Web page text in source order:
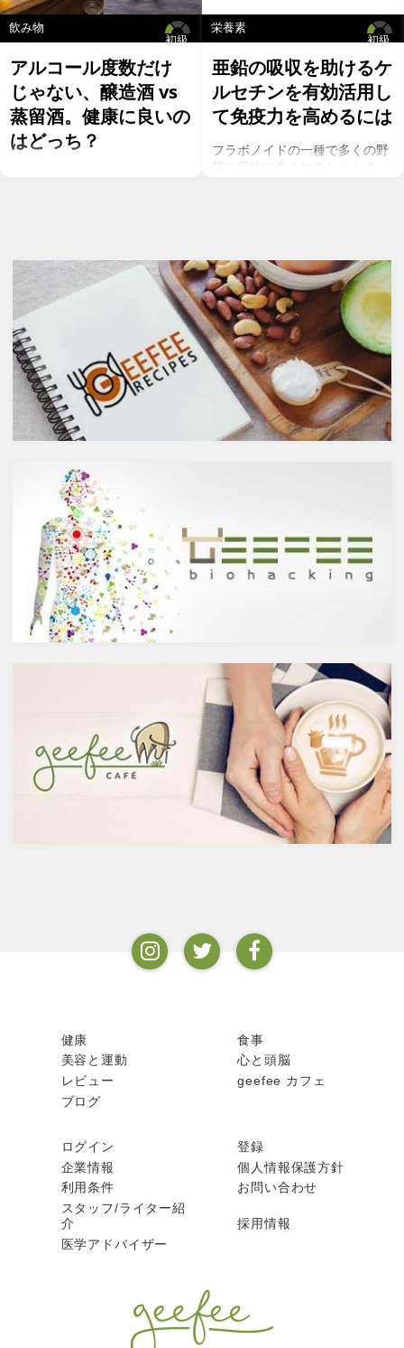
初級
飲み物
アルコール度数だけ
じゃない、醸造酒 vs
蒸留酒。健康に良いの
はどっち？
やウォッカ等の蒸留酒は、度数
も高いため健康に悪そうなイ
メージで、ワインや日本酒など
は何となくナチュラルな感じで
アルコール度数も低いのでそう
悪くもなさそうなイメージです
が、実際のところどうなので
しょうか？今回は、大きく分け
て2種類あるお酒の製造方法
（醸造酒と蒸留酒）の違いに
よって健康に対してどのような
ていきます。
醸造酒と蒸留酒の違いとは？
主にお酒は製造方法によって醸
造酒と蒸留酒の2つと、香料や
糖分、果実などを加えた混成酒
に分けられます。醸造酒は、果
実や穀物のような糖分を含んだ
原料を酵母によりアルコール発
酵させて造られたもの。蒸留酒
は、この発酵された醸造酒をさ
らに蒸留して作られたものでス
で、蒸留酒は一般的には40度～
50度、最大で90度台のアルコー
ルとなります。以下が主なお酒
の醸造酒と蒸留酒の分類です。
初級
栄養素
亜鉛の吸収を助けるケ
ルセチンを有効活用し
て免疫力を高めるには
フラボノイドの一種で多くの野
菜や果物に含まれるケルセチ
まれるケルセチンが、血中コレ
ステロールを値を抑え心臓病の
リスクを軽減するということを
お伝えしましたが、ケルセチン
には抗菌抗ウィルス作用があり
ウイルスとの闘いを促進する可
能性があると言われています。
また、免疫力の維持に重要な働
きを持つ亜鉛との相乗効果もあ
ると考えられています。今回
は、このケルセチンの健康効果
ない植物化合物であるケルセチ
ンは、ブドウやリンゴなどの果
物や、ブロッコリやトマト、タ
マネギなどの野菜、お蕎麦にも
免疫力を向上させる亜鉛の吸収
を助けるケルセチン
免疫力を保つことは、コロナウ
イルスの対策に限らず風邪やイ
ンフルエンザなど、さまざまな
疾患に対して人の体に有益な効
果を与えます。その免疫システ
ムを維持するのに重要な働きを
するのが亜鉛。
健康
食事
美容と運動
心と頭脳
レビュー
geefee カフェ
ブログ
ログイン
登録
企業情報
個人情報保護方針
利用条件
お問い合わせ
スタッフ/ライター紹
介
採用情報
医学アドバイザー